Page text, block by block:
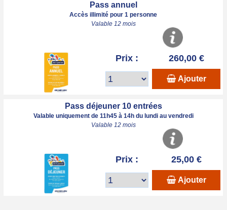
Pass annuel
Accès illimité pour 1 personne
Valable 12 mois
Prix : 260,00 €
Ajouter
Pass déjeuner 10 entrées
Valable uniquement de 11h45 à 14h du lundi au vendredi
Valable 12 mois
Prix : 25,00 €
Ajouter